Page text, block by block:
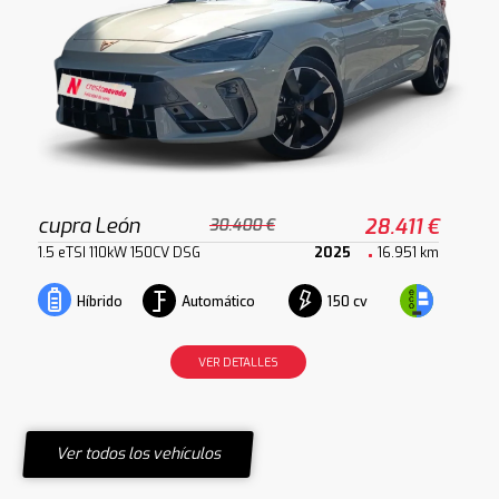
cupra León 30.400 € 28.411 €
1.5 eTSI 110kW 150CV DSG 2025 16.951 km
Híbrido Automático 150 cv
VER DETALLES
Ver todos los vehículos